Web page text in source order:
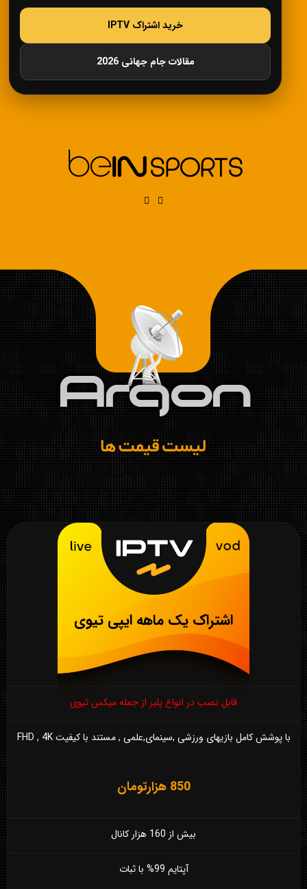
خرید اشتراک IPTV
مقالات جام جهانی 2026
اشتراک یک ماهه ایپی تیوی
قابل نصب در انواع پلیر از جمله میکس تیوی
با پوشش کامل بازیهای ورزشی ,سینمای,علمی , مستند با کیفیت FHD , 4K
850 هزارتومان
بیش از 160 هزار کانال
آپتایم 99% با ثبات